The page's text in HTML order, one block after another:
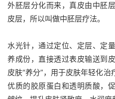
外胚层分化而来，真皮由中胚
皮层，所以叫做中胚层疗法。
水光针，通过定位、定层、定
养成份，直接透过表皮输送到
皮肤“养分”，用于皮肤年轻化
优质的胶原蛋白和透明质酸，